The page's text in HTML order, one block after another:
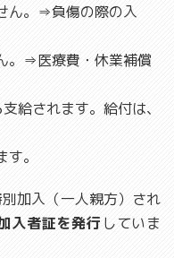
ん。⇒負傷の際の入
。⇒医療費・休業補償
給されます。給付は、
。
加入（一人親方）され
入者証を発行 していま